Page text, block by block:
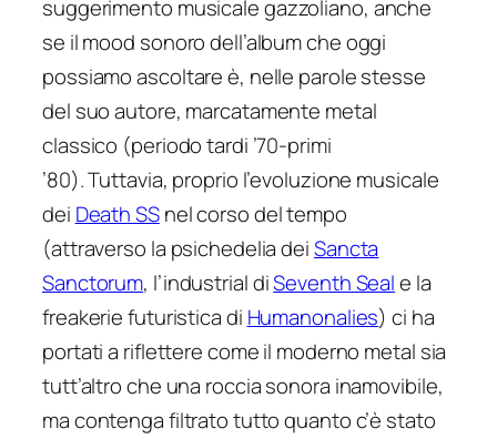
suggerimento musicalegazzoliano, anche
se il mood sonoro dell’album che oggi
possiamo ascoltare è, nelle parole stesse
del suo autore, marcatamente metal
classico (periodo tardi ’70-primi
’80). Tuttavia, proprio l’evoluzione musicale
dei Death SSnel corso del tempo
(attraverso la psichedelia deiSancta
Sanctorum, l’industrial diSeventh Seale la
freakerie futuristica di Humanonalies) ci ha
portati a riflettere come il moderno metal sia
tutt’altro che una roccia sonora inamovibile,
ma contenga filtrato tutto quanto c’è stato